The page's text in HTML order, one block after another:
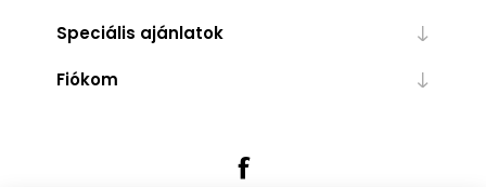
Speciális ajánlatok
Fiókom